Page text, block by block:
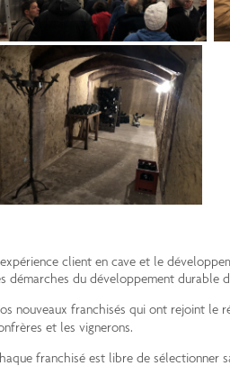
client en cave et le
démarches du développement durable
nouveaux franchisés qui ont rejoint le
et les vignerons.
franchisé est libre de sélectionner